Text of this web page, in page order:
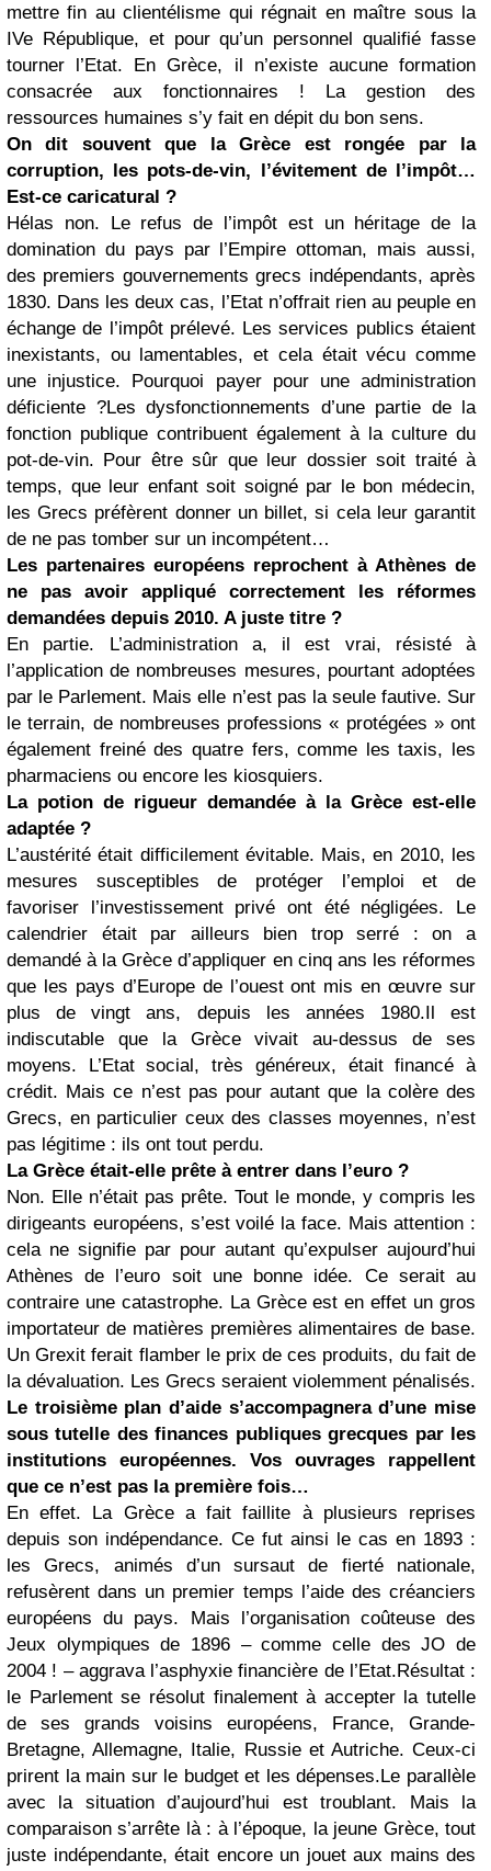
mettre fin au clientélisme qui régnait en maître sous la
IVe République, et pour qu’un personnel qualifié fasse
tourner l’Etat. En Grèce, il n’existe aucune formation
consacrée aux fonctionnaires ! La gestion des
ressources humaines s’y fait en dépit du bon sens.
On dit souvent que la Grèce est rongée par la
corruption, les pots-de-vin, l’évitement de l’impôt…
Est-ce caricatural ?
Hélas non. Le refus de l’impôt est un héritage de la
domination du pays par l’Empire ottoman, mais aussi,
des premiers gouvernements grecs indépendants, après
1830. Dans les deux cas, l’Etat n’offrait rien au peuple en
échange de l’impôt prélevé. Les services publics étaient
inexistants, ou lamentables, et cela était vécu comme
une injustice. Pourquoi payer pour une administration
déficiente ?Les dysfonctionnements d’une partie de la
fonction publique contribuent également à la culture du
pot-de-vin. Pour être sûr que leur dossier soit traité à
temps, que leur enfant soit soigné par le bon médecin,
les Grecs préfèrent donner un billet, si cela leur garantit
de ne pas tomber sur un incompétent…
Les partenaires européens reprochent à Athènes de
ne pas avoir appliqué correctement les réformes
demandées depuis 2010. A juste titre ?
En partie. L’administration a, il est vrai, résisté à
l’application de nombreuses mesures, pourtant adoptées
par le Parlement. Mais elle n’est pas la seule fautive. Sur
le terrain, de nombreuses professions « protégées » ont
également freiné des quatre fers, comme les taxis, les
pharmaciens ou encore les kiosquiers.
La potion de rigueur demandée à la Grèce est-elle
adaptée ?
L’austérité était difficilement évitable. Mais, en 2010, les
mesures susceptibles de protéger l’emploi et de
favoriser l’investissement privé ont été négligées. Le
calendrier était par ailleurs bien trop serré : on a
demandé à la Grèce d’appliquer en cinq ans les réformes
que les pays d’Europe de l’ouest ont mis en œuvre sur
plus de vingt ans, depuis les années 1980.Il est
indiscutable que la Grèce vivait au-dessus de ses
moyens. L’Etat social, très généreux, était financé à
crédit. Mais ce n’est pas pour autant que la colère des
Grecs, en particulier ceux des classes moyennes, n’est
pas légitime : ils ont tout perdu.
La Grèce était-elle prête à entrer dans l’euro ?
Non. Elle n’était pas prête. Tout le monde, y compris les
dirigeants européens, s’est voilé la face. Mais attention :
cela ne signifie par pour autant qu’expulser aujourd’hui
Athènes de l’euro soit une bonne idée. Ce serait au
contraire une catastrophe. La Grèce est en effet un gros
importateur de matières premières alimentaires de base.
Un Grexit ferait flamber le prix de ces produits, du fait de
la dévaluation. Les Grecs seraient violemment pénalisés.
Le troisième plan d’aide s’accompagnera d’une mise
sous tutelle des finances publiques grecques par les
institutions européennes. Vos ouvrages rappellent
que ce n’est pas la première fois…
En effet. La Grèce a fait faillite à plusieurs reprises
depuis son indépendance. Ce fut ainsi le cas en 1893 :
les Grecs, animés d’un sursaut de fierté nationale,
refusèrent dans un premier temps l’aide des créanciers
européens du pays. Mais l’organisation coûteuse des
Jeux olympiques de 1896 – comme celle des JO de
2004 ! – aggrava l’asphyxie financière de l’Etat.Résultat :
le Parlement se résolut finalement à accepter la tutelle
de ses grands voisins européens, France, Grande-
Bretagne, Allemagne, Italie, Russie et Autriche. Ceux-ci
prirent la main sur le budget et les dépenses.Le parallèle
avec la situation d’aujourd’hui est troublant. Mais la
comparaison s’arrête là : à l’époque, la jeune Grèce, tout
juste indépendante, était encore un jouet aux mains des